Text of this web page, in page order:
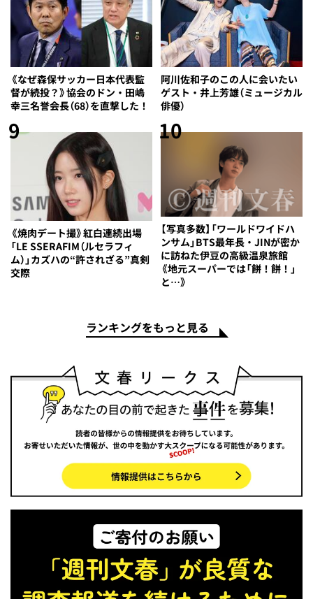
《なぜ森保サッカー日本代表監
督が続投？》協会のドン・田嶋
幸三名誉会長（68）を直撃した！
阿川佐和子のこの人に会いたい
ゲスト・井上芳雄（ミュージカル
俳優）
9
《焼肉デート撮》紅白連続出場
「LE SSERAFIM（ルセラフィ
ム）」カズハの“許されざる”真剣
交際
10
【写真多数】「ワールドワイドハ
ンサム」BTS最年長・JINが密か
に訪ねた伊豆の高級温泉旅館
《地元スーパーでは「餅！餅！」
と…》
ランキングをもっと見る